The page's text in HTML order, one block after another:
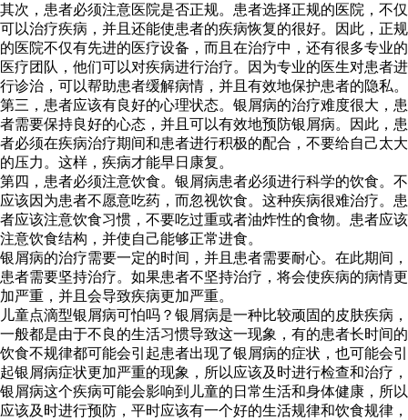
其次，患者必须注意医院是否正规。患者选择正规的医院，不仅
可以治疗疾病，并且还能使患者的疾病恢复的很好。因此，正规
的医院不仅有先进的医疗设备，而且在治疗中，还有很多专业的
医疗团队，他们可以对疾病进行治疗。因为专业的医生对患者进
行诊治，可以帮助患者缓解病情，并且有效地保护患者的隐私。
第三，患者应该有良好的心理状态。银屑病的治疗难度很大，患
者需要保持良好的心态，并且可以有效地预防银屑病。因此，患
者必须在疾病治疗期间和患者进行积极的配合，不要给自己太大
的压力。这样，疾病才能早日康复。
第四，患者必须注意饮食。银屑病患者必须进行科学的饮食。不
应该因为患者不愿意吃药，而忽视饮食。这种疾病很难治疗。患
者应该注意饮食习惯，不要吃过重或者油炸性的食物。患者应该
注意饮食结构，并使自己能够正常进食。
银屑病的治疗需要一定的时间，并且患者需要耐心。在此期间，
患者需要坚持治疗。如果患者不坚持治疗，将会使疾病的病情更
加严重，并且会导致疾病更加严重。
儿童点滴型银屑病可怕吗？银屑病是一种比较顽固的皮肤疾病，
一般都是由于不良的生活习惯导致这一现象，有的患者长时间的
饮食不规律都可能会引起患者出现了银屑病的症状，也可能会引
起银屑病症状更加严重的现象，所以应该及时进行检查和治疗，
银屑病这个疾病可能会影响到儿童的日常生活和身体健康，所以
应该及时进行预防，平时应该有一个好的生活规律和饮食规律，